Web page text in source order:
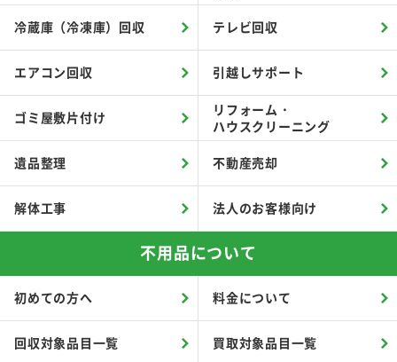
冷蔵庫（冷凍庫）回収 テレビ回収
エアコン回収 引越しサポート
ゴミ屋敷片付け
リフォーム・
ハウスクリーニング
遺品整理 不動産売却
解体工事 法人のお客様向け
不用品について
初めての方へ 料金について
回収対象品目一覧 買取対象品目一覧